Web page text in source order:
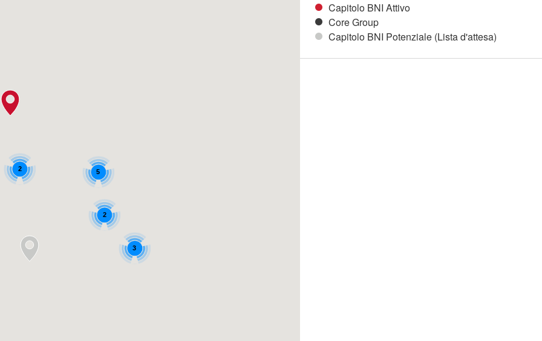
5
3
2
2
Capitolo BNI Attivo
Core Group
Capitolo BNI Potenziale (Lista d'attesa)